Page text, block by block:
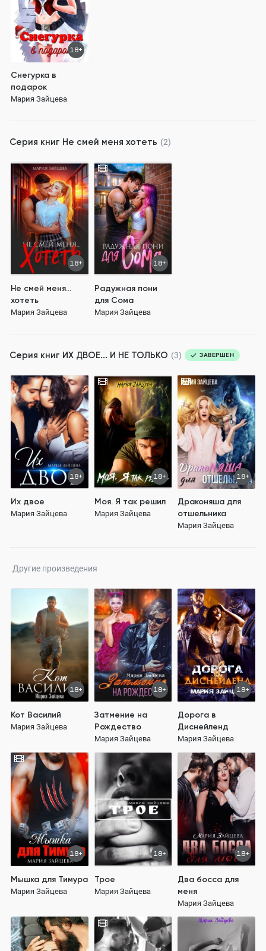
18+
Снегурка в
подарок
Мария Зайцева
Серия книг Не смей меня хотеть (2)
18+
Не смей меня...
хотеть
Мария Зайцева
18+
Радужная пони
для Сома
Мария Зайцева
Серия книг ИХ ДВОЕ... И НЕ ТОЛЬКО (3) ЗАВЕРШЕН
18+
Их двое
Мария Зайцева
18+
Моя. Я так решил
Мария Зайцева
18+
Драконяша для
отшельника
Мария Зайцева
Другие произведения
18+
Кот Василий
Мария Зайцева
18+
Затмение на
Рождество
Мария Зайцева
18+
Дорога в
Диснейленд
Мария Зайцева
18+
Мышка для Тимура
Мария Зайцева
18+
Трое
Мария Зайцева
18+
Два босса для
меня
Мария Зайцева